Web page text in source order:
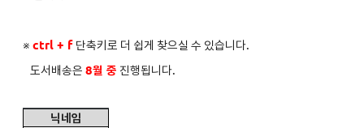
※ ctrl + f 단축키로 더 쉽게 찾으실 수 있습니다.
도서배송은 8월 중 진행됩니다.
닉네임